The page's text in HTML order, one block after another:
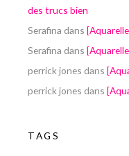
des trucs bien
Serafina dans
Serafina dans
perrick jones dans
perrick jones dans
TAGS